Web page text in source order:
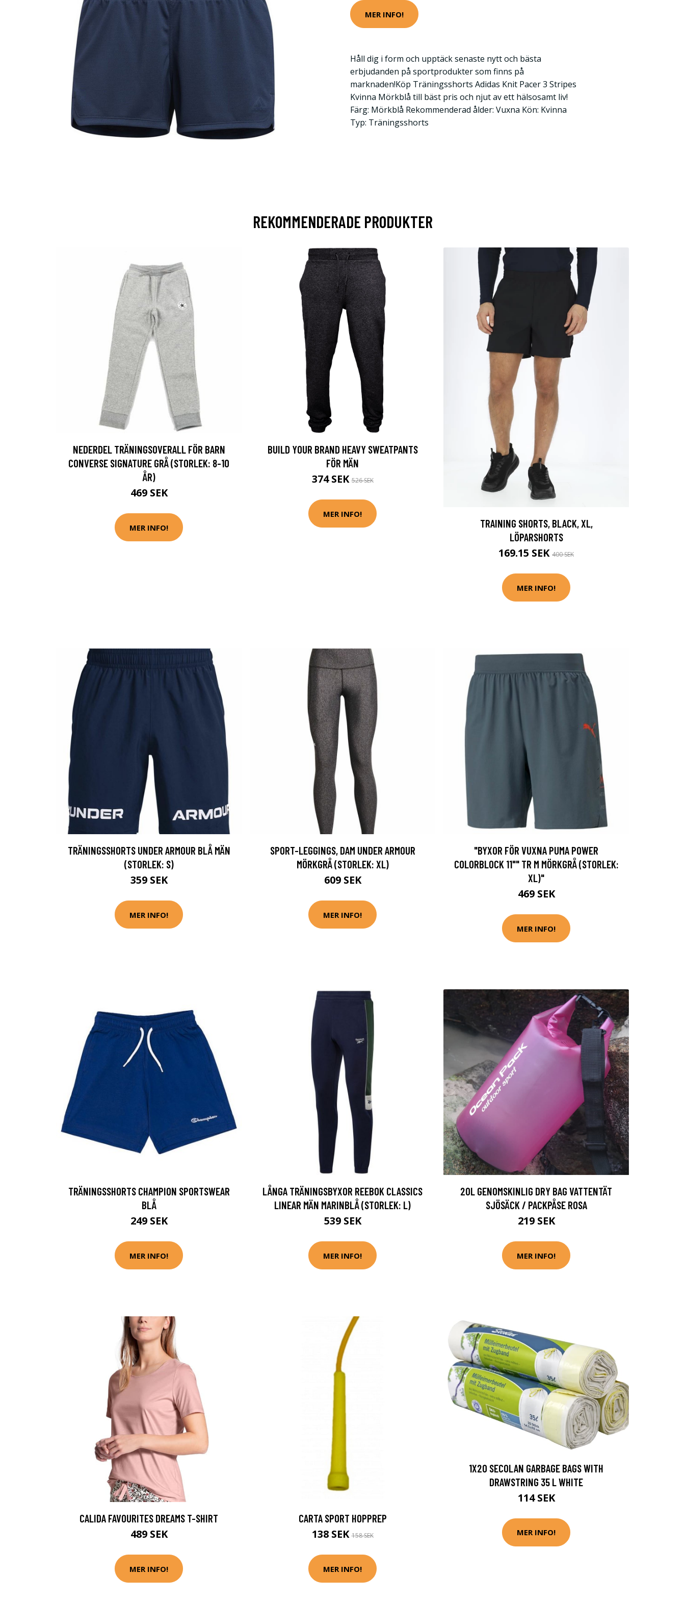
MER INFO!
Håll dig i form och upptäck senaste nytt och bästa
erbjudanden på sportprodukter som finns på
marknaden!Köp Träningsshorts Adidas Knit Pacer 3 Stripes
Kvinna Mörkblå till bäst pris och njut av ett hälsosamt liv!
Färg: Mörkblå Rekommenderad ålder: Vuxna Kön: Kvinna
Typ: Träningsshorts
REKOMMENDERADE PRODUKTER
NEDERDEL TRÄNINGSOVERALL FÖR BARN
CONVERSE SIGNATURE GRÅ (STORLEK: 8-10
ÅR)
469 SEK
MER INFO!
BUILD YOUR BRAND HEAVY SWEATPANTS
FÖR MÄN
374 SEK526 SEK
MER INFO!
TRAINING SHORTS, BLACK, XL,
LÖPARSHORTS
169.15 SEK 400 SEK
MER INFO!
TRÄNINGSSHORTS UNDER ARMOUR BLÅ MÄN
(STORLEK: S)
359 SEK
MER INFO!
SPORT-LEGGINGS, DAM UNDER ARMOUR
MÖRKGRÅ (STORLEK: XL)
609 SEK
MER INFO!
"BYXOR FÖR VUXNA PUMA POWER
COLORBLOCK 11"" TR M MÖRKGRÅ (STORLEK:
XL)"
469 SEK
MER INFO!
TRÄNINGSSHORTS CHAMPION SPORTSWEAR
BLÅ
249 SEK
MER INFO!
LÅNGA TRÄNINGSBYXOR REEBOK CLASSICS
LINEAR MÄN MARINBLÅ (STORLEK: L)
539 SEK
MER INFO!
20L GENOMSKINLIG DRY BAG VATTENTÄT
SJÖSÄCK / PACKPÅSE ROSA
219 SEK
MER INFO!
CALIDA FAVOURITES DREAMS T-SHIRT
489 SEK
MER INFO!
CARTA SPORT HOPPREP
138 SEK158 SEK
MER INFO!
1X20 SECOLAN GARBAGE BAGS WITH
DRAWSTRING 35 L WHITE
114 SEK
MER INFO!